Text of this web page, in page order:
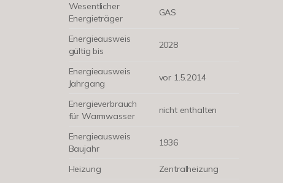
Wesentlicher
Energieträger
GAS
Energieausweis
gültig bis
2028
Energieausweis
Jahrgang
vor 1.5.2014
Energieverbrauch
für Warmwasser
nicht enthalten
Energieausweis
Baujahr
1936
Heizung
Zentralheizung